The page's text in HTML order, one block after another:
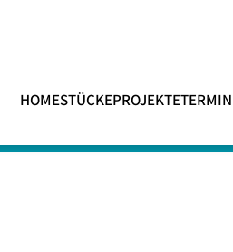
HOMESTÜCKEPROJEKTE